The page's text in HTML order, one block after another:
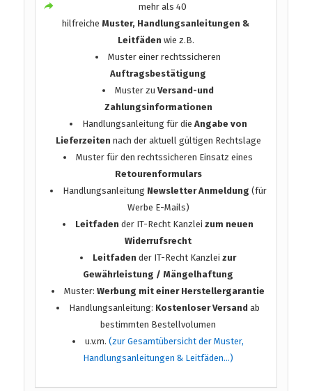
mehr als 40
hilfreiche Muster, Handlungsanleitungen &
Leitfäden wie z.B.
Muster einer rechtssicheren
Auftragsbestätigung
Muster zuVersand-und
Zahlungsinformationen
Handlungsanleitung für die Angabe von
Lieferzeiten nach der aktuell gültigen Rechtslage
Muster für den rechtssicheren Einsatz eines
Retourenformulars
Handlungsanleitung Newsletter Anmeldung (für
Werbe E-Mails)
Leitfaden der IT-Recht Kanzleizum neuen
Widerrufsrecht
Leitfaden der IT-Recht Kanzleizur
Gewährleistung / Mängelhaftung
Muster:Werbung mit einer Herstellergarantie
Handlungsanleitung: Kostenloser Versand ab
bestimmten Bestellvolumen
u.v.m.(zur Gesamtübersicht der Muster,
Handlungsanleitungen & Leitfäden…)